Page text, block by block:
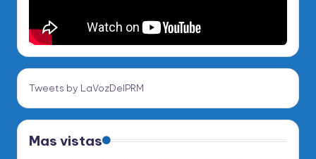
Tweets by LaVozDelPRM
Mas vistas